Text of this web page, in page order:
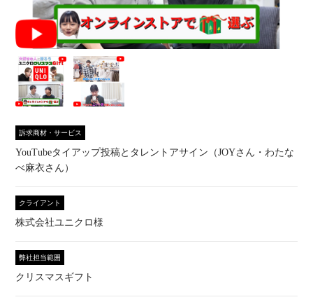
訴求商材・サービス
YouTubeタイアップ投稿とタレントアサイン（JOYさん・わたな
べ麻衣さん）
クライアント
株式会社ユニクロ様
弊社担当範囲
クリスマスギフト